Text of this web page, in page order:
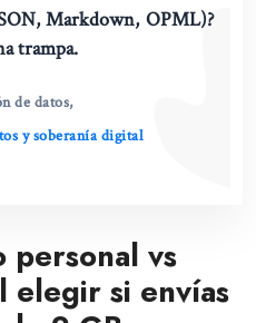
Markdown, OPML)?
trampa.
de datos,
y soberanía digital
personal vs
elegir si envías